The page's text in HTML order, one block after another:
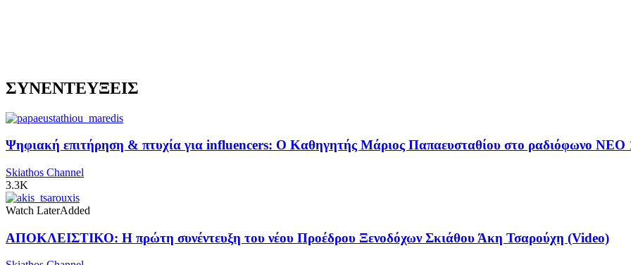
ΣΥΝΕΝΤΕΥΞΕΙΣ
Ψηφιακή επιτήρηση & πτυχία για influencers: Ο Καθηγητής Μάριος Παπαευσταθίου στο ραδιόφωνο NEO
Skiathos Channel
3.3K
Watch LaterAdded
ΑΠΟΚΛΕΙΣΤΙΚΟ: Η πρώτη συνέντευξη του νέου Προέδρου Ξενοδόχων Σκιάθου Άκη Τσαρούχη (Video)